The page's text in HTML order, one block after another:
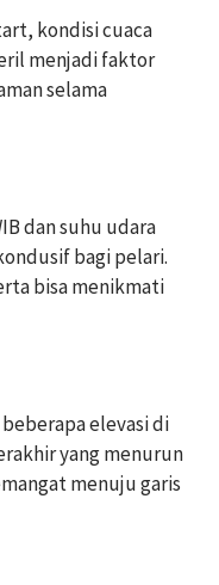
kondisi cuaca
menjadi faktor
selama
dan suhu udara
bagi pelari.
bisa menikmati
elevasi di
yang menurun
menuju garis